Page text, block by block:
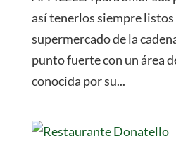
así tenerlos siempre listos
supermercado de la
punto fuerte con un área
conocida por su...